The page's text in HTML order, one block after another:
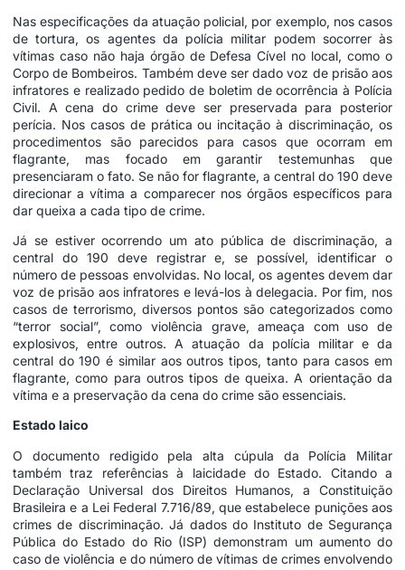
Nas especificações da atuação policial, por exemplo, nos casos
de tortura, os agentes da polícia militar podem socorrer às
vítimas caso não haja órgão de Defesa Cível no local, como o
Corpo de Bombeiros. Também deve ser dado voz de prisão aos
infratores e realizado pedido de boletim de ocorrência à Polícia
Civil. A cena do crime deve ser preservada para posterior
perícia. Nos casos de prática ou incitação à discriminação, os
procedimentos são parecidos para casos que ocorram em
flagrante, mas focado em garantir testemunhas que
presenciaram o fato. Se não for flagrante, a central do 190 deve
direcionar a vítima a comparecer nos órgãos específicos para
dar queixa a cada tipo de crime.
Já se estiver ocorrendo um ato pública de discriminação, a
central do 190 deve registrar e, se possível, identificar o
número de pessoas envolvidas. No local, os agentes devem dar
voz de prisão aos infratores e levá-los à delegacia. Por fim, nos
casos de terrorismo, diversos pontos são categorizados como
“terror social”, como violência grave, ameaça com uso de
explosivos, entre outros. A atuação da polícia militar e da
central do 190 é similar aos outros tipos, tanto para casos em
flagrante, como para outros tipos de queixa. A orientação da
vítima e a preservação da cena do crime são essenciais.
Estado laico
O documento redigido pela alta cúpula da Polícia Militar
também traz referências à laicidade do Estado. Citando a
Declaração Universal dos Direitos Humanos, a Constituição
Brasileira e a Lei Federal 7.716/89, que estabelece punições aos
crimes de discriminação. Já dados do Instituto de Segurança
Pública do Estado do Rio (ISP) demonstram um aumento do
caso de violência e do número de vítimas de crimes envolvendo